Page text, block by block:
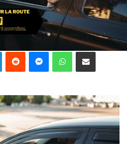
LinkedinRedditMessengerWhatsApp
Partager par email